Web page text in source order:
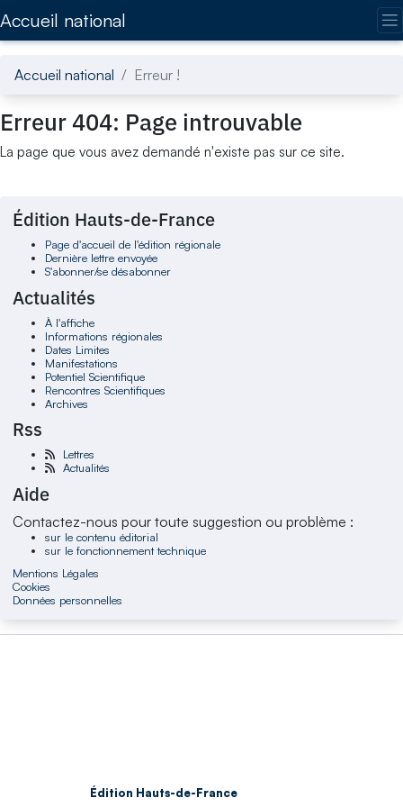
Accueil national
Accueil national Erreur !
Erreur 404: Page introuvable
La page que vous avez demandé n'existe pas sur ce site.
Édition Hauts-de-France
Page d'accueil de l'édition régionale
Dernière lettre envoyée
S'abonner/se désabonner
Actualités
À l'affiche
Informations régionales
Dates Limites
Manifestations
Potentiel Scientifique
Rencontres Scientifiques
Archives
Rss
Lettres
Actualités
Aide
Contactez-nous pour toute suggestion ou problème :
sur le contenu éditorial
sur le fonctionnement technique
Mentions Légales
Cookies
Données personnelles
Édition Hauts-de-France